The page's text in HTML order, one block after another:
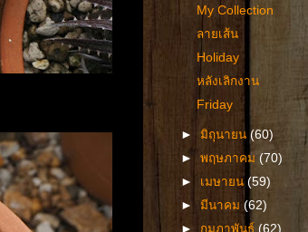
My Collection
ลายเส้น
Holiday
หลังเลิกงาน
Friday
►มิถุนายน(60)
►พฤษภาคม(70)
► เมษายน(59)
►มีนาคม(62)
► กุมภาพันธ์(62)